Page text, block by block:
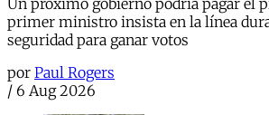
primer ministro insista en la línea
seguridad para ganar votos
por Paul Rogers
/ 6 Aug 2026